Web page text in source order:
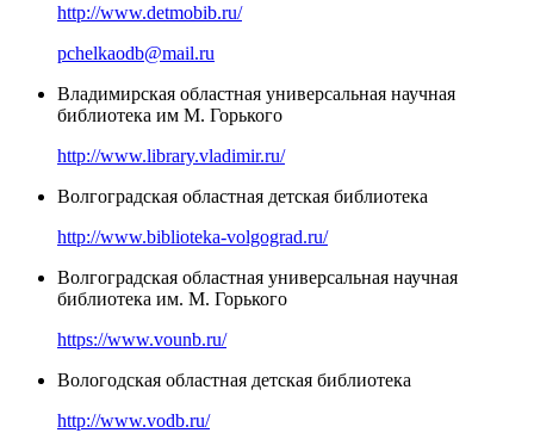
http://www.detmobib.ru/
pchelkaodb@mail.ru
Владимирская областная универсальная научная
библиотека им М. Горького
http://www.library.vladimir.ru/
Волгоградская областная детская библиотека
http://www.biblioteka-volgograd.ru/
Волгоградская областная универсальная научная
библиотека им. М. Горького
https://www.vounb.ru/
Вологодская областная детская библиотека
http://www.vodb.ru/